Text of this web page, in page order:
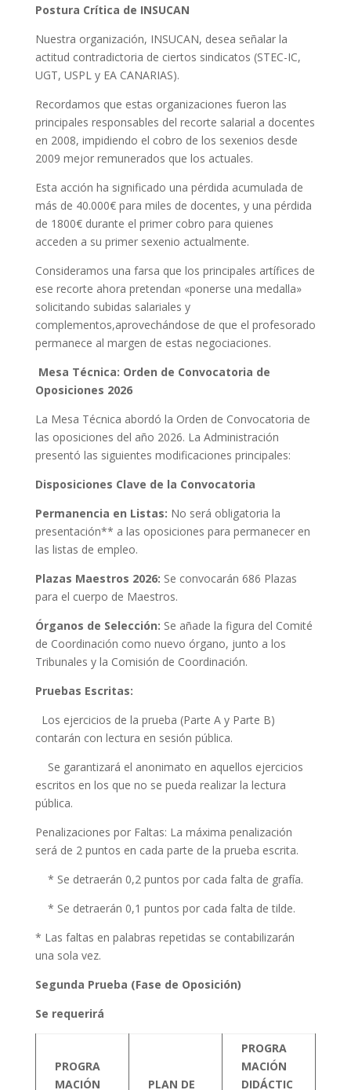
Postura Crítica de INSUCAN
Nuestra organización, INSUCAN, desea señalar la
actitud contradictoria de ciertos sindicatos (STEC-IC,
UGT, USPL y EA CANARIAS).
Recordamos que estas organizaciones fueron las
principales responsables del recorte salarial a docentes
en 2008, impidiendo el cobro de los sexenios desde
2009 mejor remunerados que los actuales.
Esta acción ha significado una pérdida acumulada de
más de 40.000€ para miles de docentes, y una pérdida
de 1800€ durante el primer cobro para quienes
acceden a su primer sexenio actualmente.
Consideramos una farsa que los principales artífices de
ese recorte ahora pretendan «ponerse una medalla»
solicitando subidas salariales y
complementos,aprovechándose de que el profesorado
permanece al margen de estas negociaciones.
Mesa Técnica: Orden de Convocatoria de
Oposiciones 2026
La Mesa Técnica abordó la Orden de Convocatoria de
las oposiciones del año 2026. La Administración
presentó las siguientes modificaciones principales:
Disposiciones Clave de la Convocatoria
Permanencia en Listas: No será obligatoria la
presentación** a las oposiciones para permanecer en
las listas de empleo.
Plazas Maestros 2026: Se convocarán 686 Plazas
para el cuerpo de Maestros.
Órganos de Selección: Se añade la figura del Comité
de Coordinación como nuevo órgano, junto a los
Tribunales y la Comisión de Coordinación.
Pruebas Escritas:
Los ejercicios de la prueba (Parte A y Parte B)
contarán con lectura en sesión pública.
Se garantizará el anonimato en aquellos ejercicios
escritos en los que no se pueda realizar la lectura
pública.
Penalizaciones por Faltas: La máxima penalización
será de 2 puntos en cada parte de la prueba escrita.
* Se detraerán 0,2 puntos por cada falta de grafía.
* Se detraerán 0,1 puntos por cada falta de tilde.
* Las faltas en palabras repetidas se contabilizarán
una sola vez.
Segunda Prueba (Fase de Oposición)
Se requerirá
PROGRA
MACIÓN
PLAN DE
PROGRA
MACIÓN
DIDÁCTIC